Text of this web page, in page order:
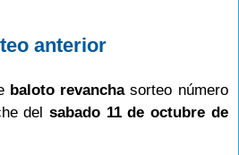
anterior
baloto revanchasorteo número
del sabado 11 de octubre de